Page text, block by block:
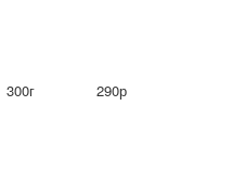
300г
290р